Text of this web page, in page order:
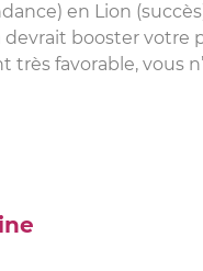
en Lion
devrait booster
très favorable, vous